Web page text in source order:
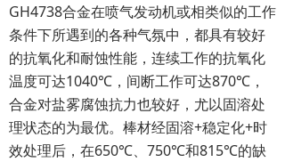
GH4738合金在喷气发动机或相类似的工作
条件下所遇到的各种气氛中，都具有较好
的抗氧化和耐蚀性能，连续工作的抗氧化
温度可达1040℃，间断工作可达870℃，
合金对盐雾腐蚀抗力也较好，尤以固溶处
理状态的为最优。棒材经固溶+稳定化+时
效处理后，在650℃、750℃和815℃的缺